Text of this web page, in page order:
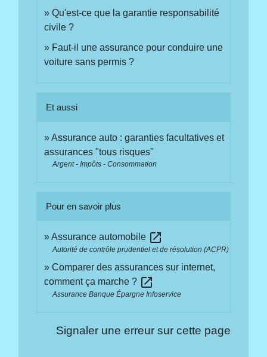
Qu'est-ce que la garantie responsabilité
civile ?
Faut-il une assurance pour conduire une
voiture sans permis ?
Et aussi
Assurance auto : garanties facultatives et
assurances "tous risques"
Argent - Impôts - Consommation
Pour en savoir plus
Assurance automobile open_in_new
Autorité de contrôle prudentiel et de résolution (ACPR)
Comparer des assurances sur internet,
comment ça marche ? open_in_new
Assurance Banque Épargne Infoservice
Signaler une erreur sur cette page